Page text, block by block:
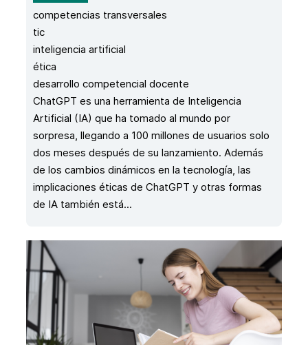
competencias transversales
tic
inteligencia artificial
ética
desarrollo competencial docente
ChatGPT es una herramienta de Inteligencia
Artificial (IA) que ha tomado al mundo por
sorpresa, llegando a 100 millones de usuarios solo
dos meses después de su lanzamiento. Además
de los cambios dinámicos en la tecnología, las
implicaciones éticas de ChatGPT y otras formas
de IA también está...